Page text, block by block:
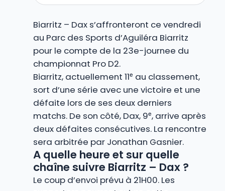
Biarritz – Dax s’affronteront ce vendredi
au Parc des Sports d’Aguiléra Biarritz
pour le compte de la 23e-journee du
championnat Pro D2.
Biarritz, actuellement 11ᵉ au classement,
sort d’une série avec une victoire et une
défaite lors de ses deux derniers
matchs. De son côté, Dax, 9ᵉ, arrive après
deux défaites consécutives. La rencontre
sera arbitrée par Jonathan Gasnier.
A quelle heure et sur quelle
chaîne suivre Biarritz – Dax ?
Le coup d’envoi prévu à 21H00. Les